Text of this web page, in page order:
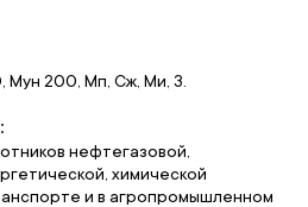
200, Мп, Сж, Ми, З.
нефтегазовой,
химической
и в агропромышленном